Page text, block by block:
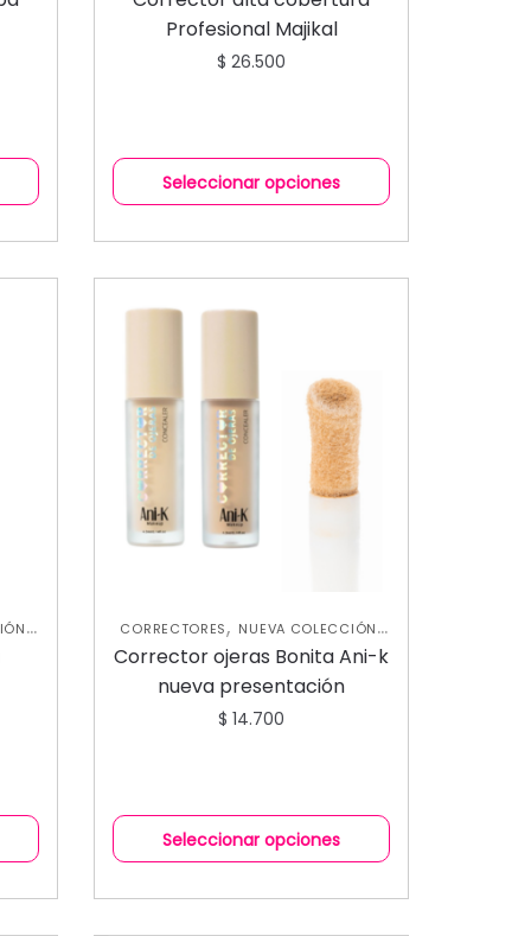
Profesional Majikal
$ 26.500
Seleccionar opciones
, CORRECTORES, NUEVA COLECCIÓN,
ROSTRO
Corrector ojeras Bonita Ani-k
nueva presentación
$ 14.700
Seleccionar opciones